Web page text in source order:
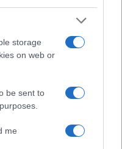
storage
on web or
be sent to
me